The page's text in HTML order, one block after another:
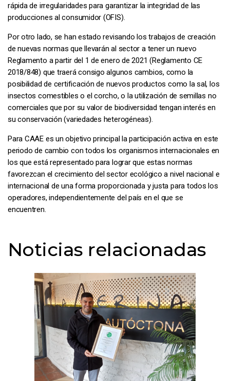
rápida de irregularidades para garantizar la integridad de las
producciones al consumidor (OFIS).
Por otro lado, se han estado revisando los trabajos de creación
de nuevas normas que llevarán al sector a tener un nuevo
Reglamento a partir del 1 de enero de 2021 (Reglamento CE
2018/848) que traerá consigo algunos cambios, como la
posibilidad de certificación de nuevos productos como la sal, los
insectos comestibles o el corcho, o la utilización de semillas no
comerciales que por su valor de biodiversidad tengan interés en
su conservación (variedades heterogéneas).
Para CAAE es un objetivo principal la participación activa en este
periodo de cambio con todos los organismos internacionales en
los que está representado para lograr que estas normas
favorezcan el crecimiento del sector ecológico a nivel nacional e
internacional de una forma proporcionada y justa para todos los
operadores, independientemente del país en el que se
encuentren.
Noticias relacionadas